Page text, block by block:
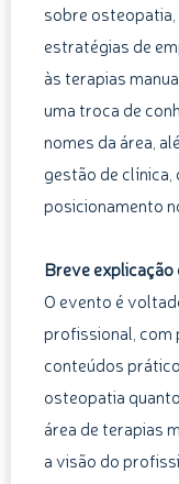
sobre
estratégias de
às terapias
uma troca de
nomes da área,
gestão de clínica,
posicionamento
Breve explicação
O evento é
profissional, com
conteúdos
osteopatia
área de terapias
a visão do